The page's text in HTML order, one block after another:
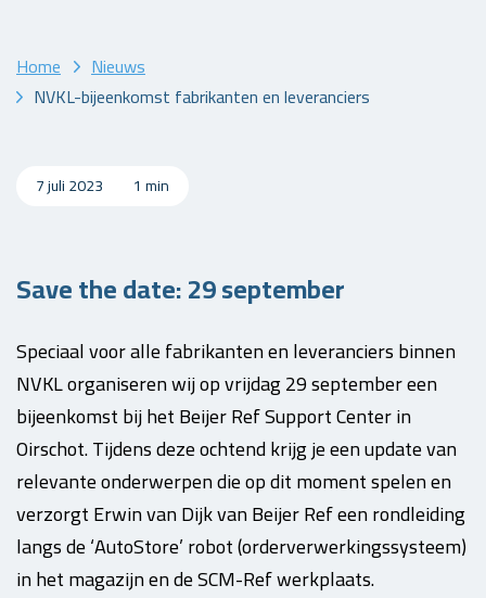
Home
Nieuws
NVKL-bijeenkomst fabrikanten en leveranciers
7 juli 2023 1 min
Save the date: 29 september
Speciaal voor alle fabrikanten en leveranciers binnen
NVKL organiseren wij op vrijdag 29 september een
bijeenkomst bij het Beijer Ref Support Center in
Oirschot. Tijdens deze ochtend krijg je een update van
relevante onderwerpen die op dit moment spelen en
verzorgt Erwin van Dijk van Beijer Ref een rondleiding
langs de ‘AutoStore’ robot (orderverwerkingssysteem)
in het magazijn en de SCM-Ref werkplaats.